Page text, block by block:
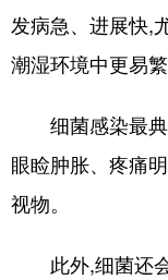
Deutsch
发病急、进展快,
潮湿环境中更易繁
细菌感染最典
眼睑肿胀、疼痛
视物。
此外,细菌还会